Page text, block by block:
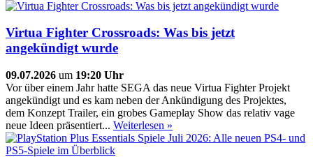
Virtua Fighter Crossroads: Was bis jetzt
angekündigt wurde
09.07.2026 um 19:20 Uhr
Vor über einem Jahr hatte SEGA das neue Virtua Fighter Projekt
angekündigt und es kam neben der Ankündigung des Projektes,
dem Konzept Trailer, ein grobes Gameplay Show das relativ vage
neue Ideen präsentiert... Weiterlesen »